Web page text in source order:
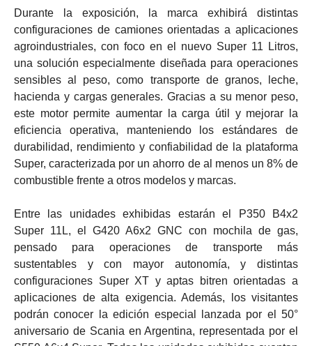
Durante la exposición, la marca exhibirá distintas
configuraciones de camiones orientadas a aplicaciones
agroindustriales, con foco en el nuevo Super 11 Litros,
una solución especialmente diseñada para operaciones
sensibles al peso, como transporte de granos, leche,
hacienda y cargas generales. Gracias a su menor peso,
este motor permite aumentar la carga útil y mejorar la
eficiencia operativa, manteniendo los estándares de
durabilidad, rendimiento y confiabilidad de la plataforma
Super, caracterizada por un ahorro de al menos un 8% de
combustible frente a otros modelos y marcas.
Entre las unidades exhibidas estarán el P350 B4x2
Super 11L, el G420 A6x2 GNC con mochila de gas,
pensado para operaciones de transporte más
sustentables y con mayor autonomía, y distintas
configuraciones Super XT y aptas bitren orientadas a
aplicaciones de alta exigencia. Además, los visitantes
podrán conocer la edición especial lanzada por el 50°
aniversario de Scania en Argentina, representada por el